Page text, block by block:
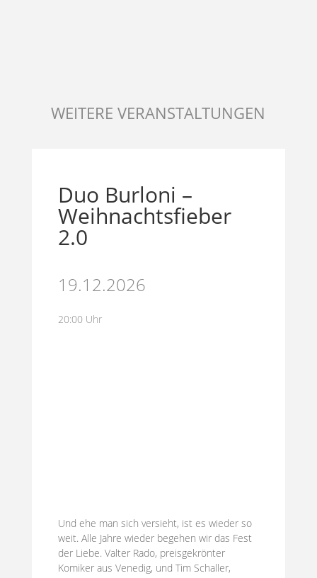
WEITERE VERANSTALTUNGEN
Duo Burloni –
Weihnachtsfieber
2.0
19.12.2026
20:00 Uhr
Und ehe man sich versieht, ist es wieder so
weit. Alle Jahre wieder begehen wir das Fest
der Liebe. Valter Rado, preisgekrönter
Komiker aus Venedig, und Tim Schaller,